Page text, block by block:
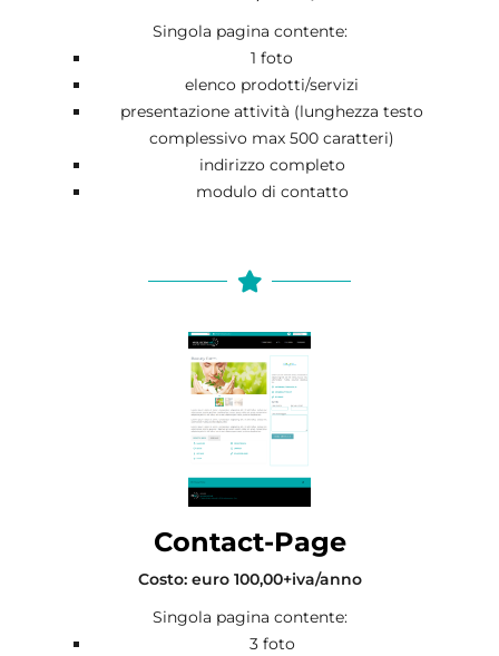
Singola pagina contente:
1 foto
elenco prodotti/servizi
presentazione attività (lunghezza testo
complessivo max 500 caratteri)
indirizzo completo
modulo di contatto
Contact-Page
Costo: euro 100,00+iva/anno
Singola pagina contente:
3 foto